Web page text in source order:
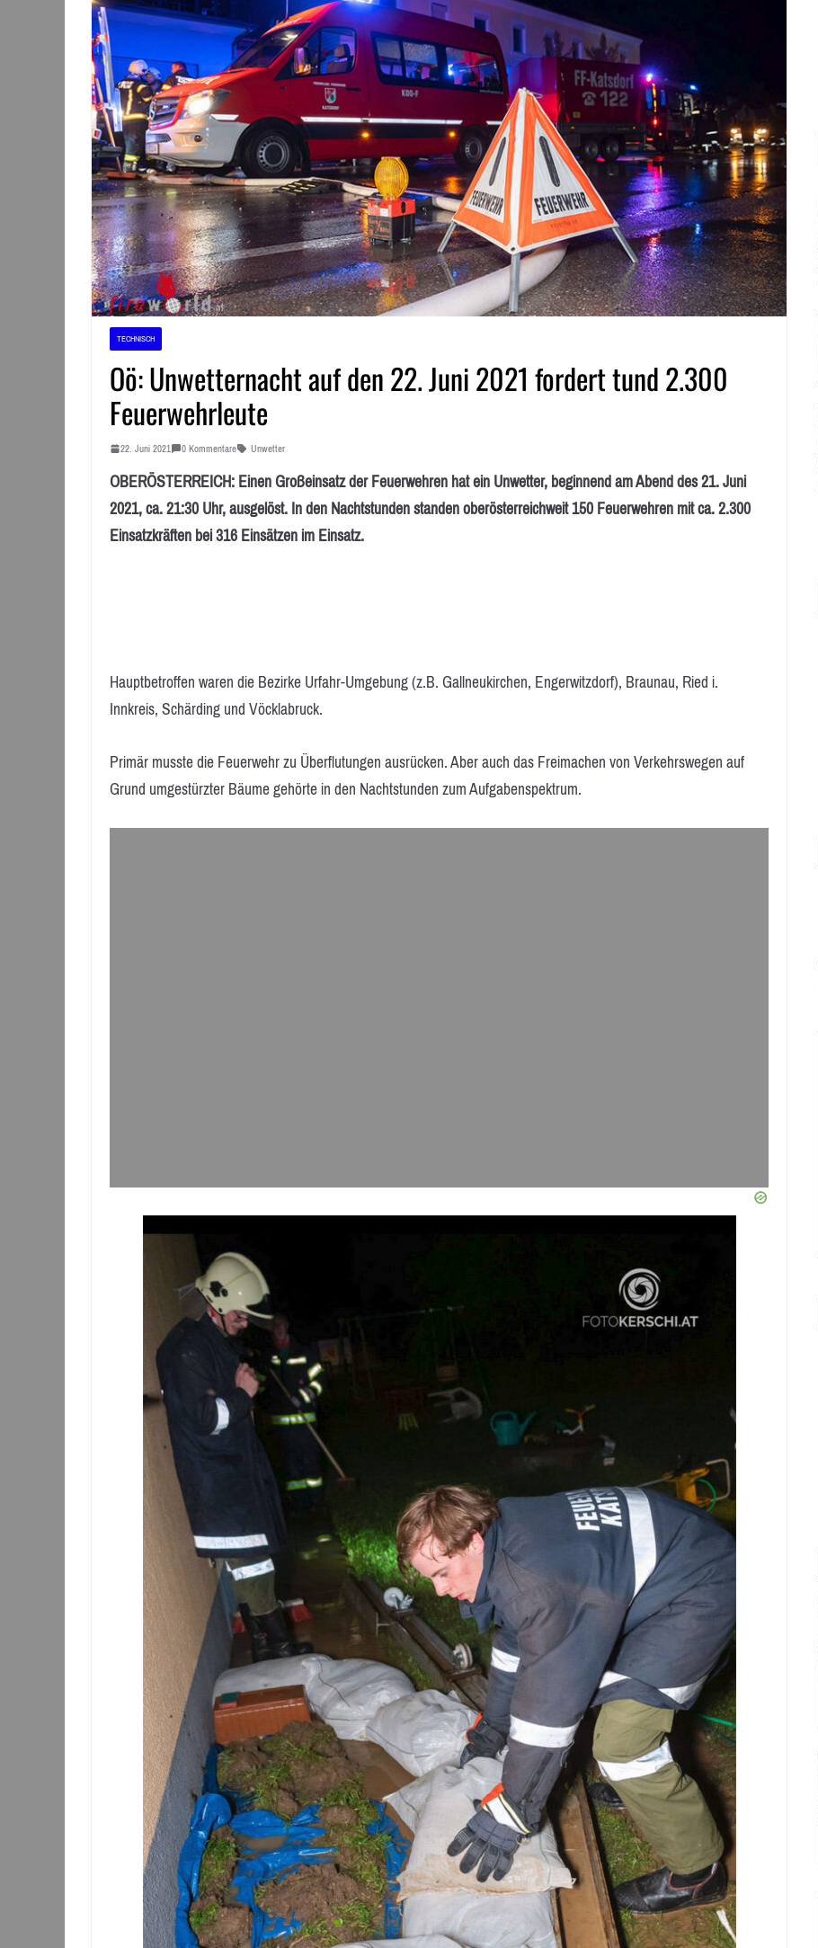
TECHNISCH
Oö: Unwetternacht auf den 22. Juni 2021 fordert tund 2.300
Feuerwehrleute
22. Juni 2021 0 Kommentare Unwetter
OBERÖSTERREICH: Einen Großeinsatz der Feuerwehren hat ein Unwetter, beginnend am Abend des 21. Juni
2021, ca. 21:30 Uhr, ausgelöst. In den Nachtstunden standen oberösterreichweit 150 Feuerwehren mit ca. 2.300
Einsatzkräften bei 316 Einsätzen im Einsatz.
Hauptbetroffen waren die Bezirke Urfahr-Umgebung (z.B. Gallneukirchen, Engerwitzdorf), Braunau, Ried i.
Innkreis, Schärding und Vöcklabruck.
Primär musste die Feuerwehr zu Überflutungen ausrücken. Aber auch das Freimachen von Verkehrswegen auf
Grund umgestürzter Bäume gehörte in den Nachtstunden zum Aufgabenspektrum.